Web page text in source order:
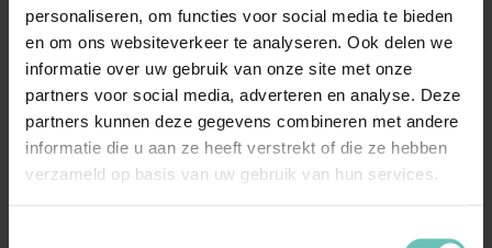
personaliseren, om functies voor social media te bieden
en om ons websiteverkeer te analyseren. Ook delen we
informatie over uw gebruik van onze site met onze
partners voor social media, adverteren en analyse. Deze
partners kunnen deze gegevens combineren met andere
informatie die u aan ze heeft verstrekt of die ze hebben
verzameld op basis van uw gebruik van hun services.
19 OKTOBER 2015
Notices of the Commission are not binding for
national courts
On 6 september 2012 AG Kokott issued her Opinion
in case C-226/11. In this case the European Court ...